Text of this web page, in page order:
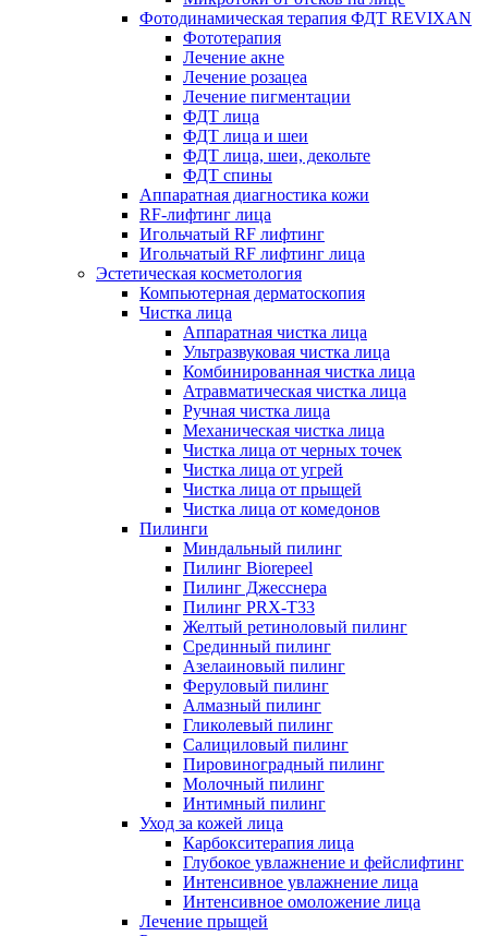
Фотодинамическая терапия ФДТ REVIXAN
Фототерапия
Лечение акне
Лечение розацеа
Лечение пигментации
ФДТ лица
ФДТ лица и шеи
ФДТ лица, шеи, декольте
ФДТ спины
Аппаратная диагностика кожи
RF-лифтинг лица
Игольчатый RF лифтинг
Игольчатый RF лифтинг лица
Эстетическая косметология
Компьютерная дерматоскопия
Чистка лица
Аппаратная чистка лица
Ультразвуковая чистка лица
Комбинированная чистка лица
Атравматическая чистка лица
Ручная чистка лица
Механическая чистка лица
Чистка лица от черных точек
Чистка лица от угрей
Чистка лица от прыщей
Чистка лица от комедонов
Пилинги
Миндальный пилинг
Пилинг Biorepeel
Пилинг Джесснера
Пилинг PRX-T33
Желтый ретиноловый пилинг
Срединный пилинг
Азелаиновый пилинг
Феруловый пилинг
Алмазный пилинг
Гликолевый пилинг
Салициловый пилинг
Пировиноградный пилинг
Молочный пилинг
Интимный пилинг
Уход за кожей лица
Карбокситерапия лица
Глубокое увлажнение и фейслифтинг
Интенсивное увлажнение лица
Интенсивное омоложение лица
Лечение прыщей